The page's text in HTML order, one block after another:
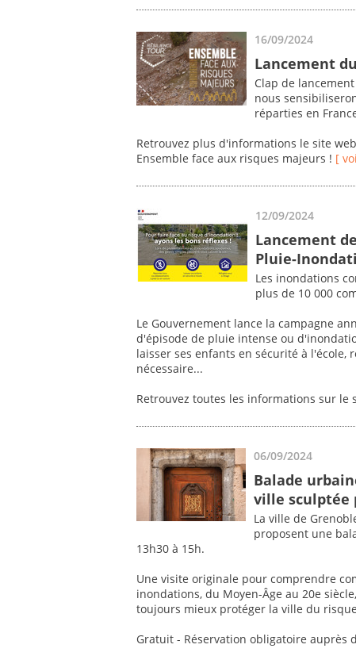
16/09/2024
Lancement
Clap de
nous
réparties en
Retrouvez plus d'informations le site
Ensemble face aux risques majeurs ! [
12/09/2024
Lancement
Pluie-
Les inondations
plus de 10 000
Le Gouvernement lance la campagne
d'épisode de pluie intense ou
laisser ses enfants en sécurité à
nécessaire...
Retrouvez toutes les informations sur
06/09/2024
Balade
ville sculptée
La ville de
proposent une
13h30 à 15h.
Une visite originale pour comprendre
inondations, du Moyen-Âge au 20e
toujours mieux protéger la ville du
Gratuit - Réservation obligatoire auprès